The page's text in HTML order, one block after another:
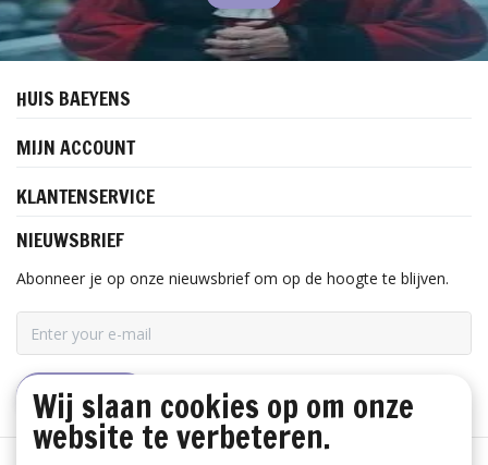
HUIS BAEYENS
MIJN ACCOUNT
KLANTENSERVICE
NIEUWSBRIEF
Abonneer je op onze nieuwsbrief om op de hoogte te blijven.
ABONNEER
Wij slaan cookies op om onze
website te verbeteren.